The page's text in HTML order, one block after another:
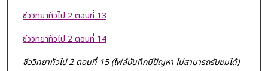
ชีววิทยาทั่วไป 2 ตอนที่ 13
ชีววิทยาทั่วไป 2 ตอนที่ 14
ชีววิทยาทั่วไป 2 ตอนที่ 15 (ไฟล์บันทึกมีปัญหา ไม่สามารถรับชมได้)